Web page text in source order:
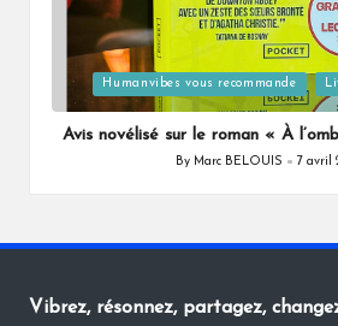
Posted
in
Humanvibes vous recommande
Avis novélisé sur le roman « À
Posted
By Marc BELOUIS 7 avril
Vibrez, résonnez, partagez,